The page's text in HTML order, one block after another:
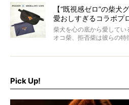
【“既視感ゼロ”の柴
愛おしすぎるコラボプ
柴犬を心の底から愛して
オコ柴、拒否柴は彼らの特
でもちょっと待て…もう
Pick Up!